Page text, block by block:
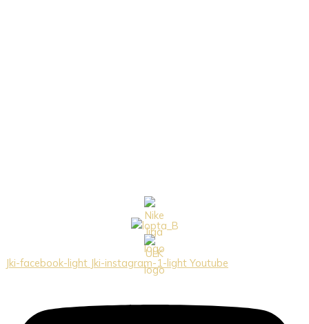
Jki-facebook-light Jki-instagram-1-light Youtube